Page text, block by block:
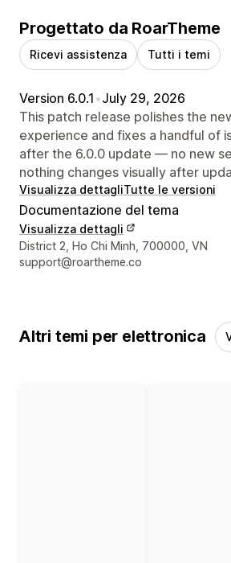
Progettato da RoarTheme
Ricevi assistenza Tutti i temi
Version 6.0.1 •July 29, 2026
This patch release polishes the
experience and fixes a handful of
after the 6.0.0 update — no new
nothing changes visually after
Visualizza dettagliTutte le versioni
Documentazione del tema
Visualizza dettagli
Recapiti del designer
District 2, Ho Chi Minh, 700000, VN
support@roartheme.co
Altri temi per elettronica